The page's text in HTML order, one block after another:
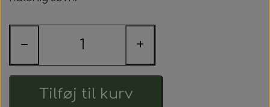
Tilbehør til earthingprodukter
− +
Tilføj til kurv